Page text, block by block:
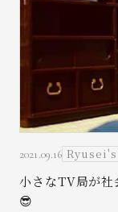
2021.09.16
小さなTV局が社
😎